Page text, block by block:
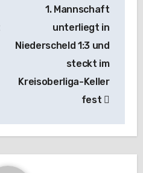
1. Mannschaft
unterliegt in
Niederscheld 1:3 und
steckt im
Kreisoberliga-Keller
fest